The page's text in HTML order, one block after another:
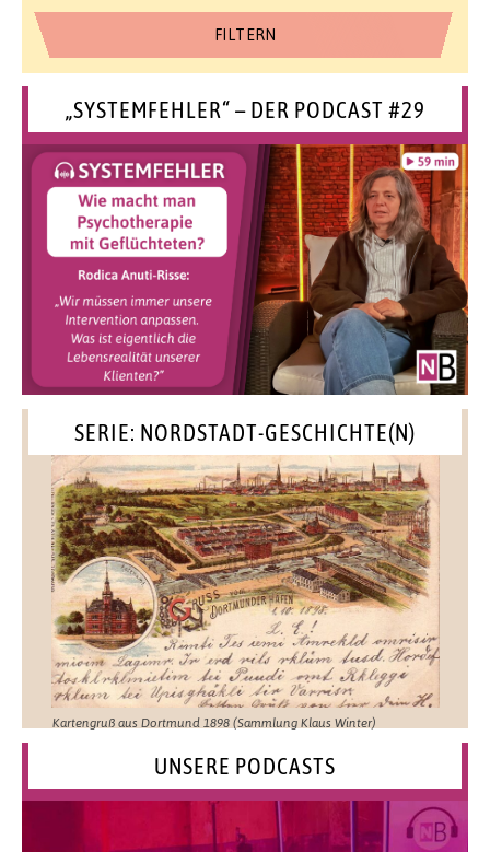
„SYSTEMFEHLER“ – DER PODCAST #29
SERIE: NORDSTADT-GESCHICHTE(N)
Kartengruß aus Dortmund 1898 (Sammlung Klaus Winter)
UNSERE PODCASTS